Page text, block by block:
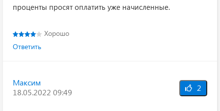
проценты просят оплатить уже начисленные.
Хорошо
Ответить
Максим
18.05.2022 09:49
2